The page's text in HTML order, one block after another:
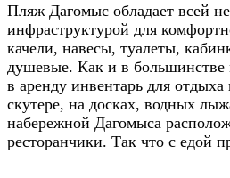
Пляж Дагомыс обладает всей
инфраструктурой для
качели, навесы, туалеты,
душевые. Как и в большинстве
в аренду инвентарь для отдыха
скутере, на досках, водных
набережной Дагомыса
ресторанчики. Так что с едой